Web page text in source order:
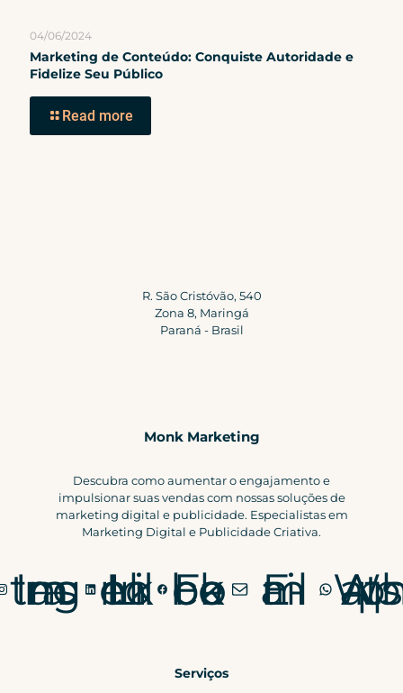
04/06/2024
Marketing de Conteúdo: Conquiste Autoridade e
Fidelize Seu Público
Read more
R. São Cristóvão, 540
Zona 8, Maringá
Paraná - Brasil
Monk Marketing
Descubra como aumentar o engajamento e
impulsionar suas vendas com nossas soluções de
marketing digital e publicidade. Especialistas em
Marketing Digital e Publicidade Criativa.
Instagram LinkedIn Facebook E-mail WhatsApp
Serviços